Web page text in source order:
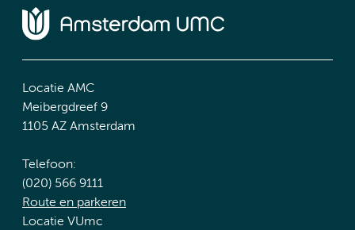
Locatie AMC
Meibergdreef 9
1105 AZ Amsterdam
Telefoon:
(020) 566 9111
Route en parkeren
Locatie VUmc